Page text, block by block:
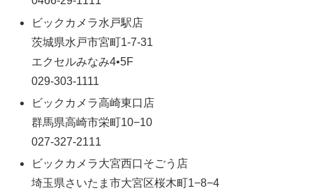
ビックカメラ水戸駅店
茨城県水戸市宮町1-7-31
エクセルみなみ4•5F
029-303-1111
ビックカメラ高崎東口店
群馬県高崎市栄町10−10
027-327-2111
ビックカメラ大宮西口そごう店
埼玉県さいたま市大宮区桜木町1−8−4